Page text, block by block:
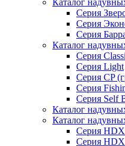
Каталог
Серия
Серия
Серия
Каталог
Серия
Серия Light
Серия CP
Серия
Серия Self
Каталог
Каталог
Серия
Серия HDX